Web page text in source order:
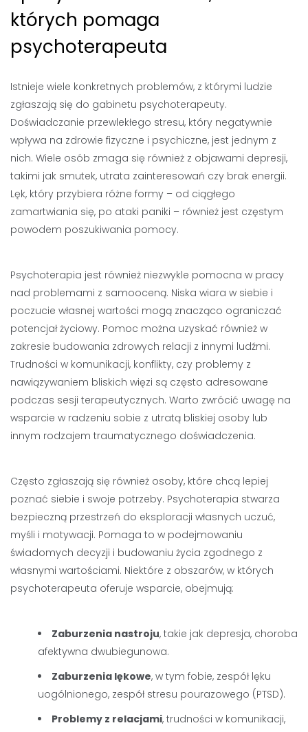
których pomaga
psychoterapeuta
Istnieje wiele konkretnych problemów, z którymi ludzie
zgłaszają się do gabinetu psychoterapeuty.
Doświadczanie przewlekłego stresu, który negatywnie
wpływa na zdrowie fizyczne i psychiczne, jest jednym z
nich. Wiele osób zmaga się również z objawami depresji,
takimi jak smutek, utrata zainteresowań czy brak energii.
Lęk, który przybiera różne formy – od ciągłego
zamartwiania się, po ataki paniki – również jest częstym
powodem poszukiwania pomocy.
Psychoterapia jest również niezwykle pomocna w pracy
nad problemami z samooceną. Niska wiara w siebie i
poczucie własnej wartości mogą znacząco ograniczać
potencjał życiowy. Pomoc można uzyskać również w
zakresie budowania zdrowych relacji z innymi ludźmi.
Trudności w komunikacji, konflikty, czy problemy z
nawiązywaniem bliskich więzi są często adresowane
podczas sesji terapeutycznych. Warto zwrócić uwagę na
wsparcie w radzeniu sobie z utratą bliskiej osoby lub
innym rodzajem traumatycznego doświadczenia.
Często zgłaszają się również osoby, które chcą lepiej
poznać siebie i swoje potrzeby. Psychoterapia stwarza
bezpieczną przestrzeń do eksploracji własnych uczuć,
myśli i motywacji. Pomaga to w podejmowaniu
świadomych decyzji i budowaniu życia zgodnego z
własnymi wartościami. Niektóre z obszarów, w których
psychoterapeuta oferuje wsparcie, obejmują:
Zaburzenia nastroju, takie jak depresja, choroba
afektywna dwubiegunowa.
Zaburzenia lękowe, w tym fobie, zespół lęku
uogólnionego, zespół stresu pourazowego (PTSD).
Problemy z relacjami, trudności w komunikacji,